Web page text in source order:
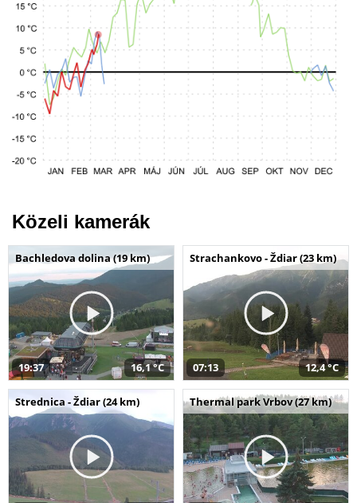
Közeli kamerák
Bachledova dolina (19 km)
19:37 16,1 °C
Strachankovo - Ždiar (23 km)
07:13 12,4 °C
Strednica - Ždiar (24 km) Thermal park Vrbov (27 km)